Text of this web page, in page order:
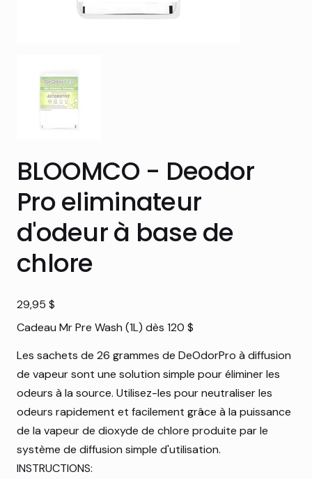
BLOOMCO - Deodor
Pro eliminateur
d'odeur à base de
chlore
Prix
29,95 $
Cadeau Mr Pre Wash (1L) dès 120 $
Les sachets de 26 grammes de DeOdorPro à diffusion
de vapeur sont une solution simple pour éliminer les
odeurs à la source. Utilisez-les pour neutraliser les
odeurs rapidement et facilement grâce à la puissance
de la vapeur de dioxyde de chlore produite par le
système de diffusion simple d'utilisation.
INSTRUCTIONS: